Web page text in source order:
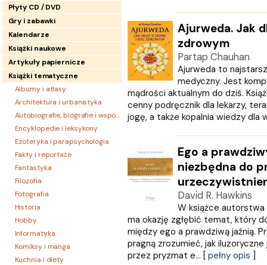
Płyty CD / DVD
Gry i zabawki
Kalendarze
Książki naukowe
Artykuły papiernicze
Książki tematyczne
Albumy i atlasy
Architektura i urbanistyka
Autobiografie, biografie i wspomnienia
Encyklopedie i leksykony
Ezoteryka i parapsychologia
Fakty i reportaże
Fantastyka
Filozofia
Fotografia
Historia
Hobby
Informatyka
Komiksy i manga
Kuchnia i diety
Ajurweda. Jak
zdrowym
Partap Chauhan
Ajurweda to
medyczny. Jest
mądrości aktualnym do dziś.
cenny podręcznik dla lekarzy,
jogę, a także kopalnia wiedzy dla
Ego a
niezbędna do
David R. Hawkins
W książce autorstwa
ma okazję zgłębić temat, który
między ego a prawdziwą jaźnią.
pragną zrozumieć, jak
przez pryzmat e... [ pełny opis ]